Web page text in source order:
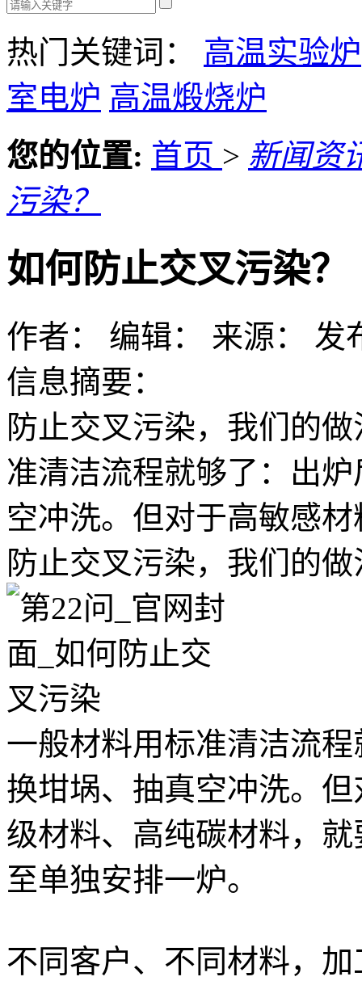
热门关键词： 高温实验炉
室电炉 高温煅烧炉
您的位置: 首页 > 新闻资
污染？
如何防止交叉污染？
作者： 编辑： 来源： 发
信息摘要：
防止交叉污染，我们的
准清洁流程就够了：出
空冲洗。但对于高敏感
防止交叉污染，我们的
一般材料用标准清洁流
换坩埚、抽真空冲洗。
级材料、高纯碳材料，
至单独安排一炉。
不同客户、不同材料，